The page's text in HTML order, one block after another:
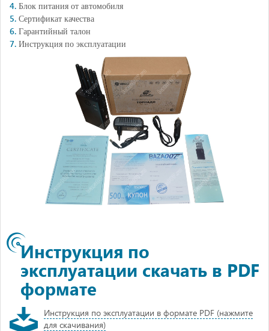
Блок питания от автомобиля
Сертификат качества
Гарантийный талон
Инструкция по эксплуатации
Инструкция по
эксплуатации скачать в PDF
формате
Инструкция по эксплуатации в формате PDF (нажмите
для скачивания)